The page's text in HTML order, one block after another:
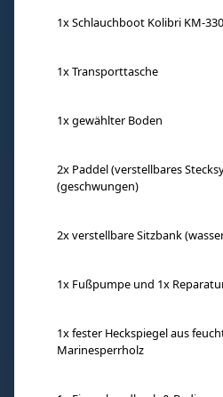
1x Schlauchboot Kolibri KM-
1x Transporttasche
1x gewählter Boden
2x Paddel (verstellbares
(geschwungen)
2x verstellbare Sitzbank
1x Fußpumpe und 1x
1x fester Heckspiegel aus
Marinesperrholz